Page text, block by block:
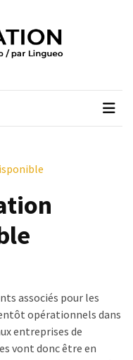
associés pour les
opérationnels dans
entreprises de
vont donc être en